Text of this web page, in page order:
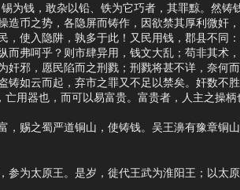
钱，敢杂以铅、铁为它巧者，其罪黥。然铸
造币之势，各隐屏而铸作，因欲禁其厚利微奸
，使入隐阱，孰多于此！又民用钱，郡县不同
而弗呵乎？则市肆异用，钱文大乱；苟非其术
邪，愿民陷而之刑戮；刑戮将甚不详，奈何
铸如云而起，弃市之罪又不足以禁矣。奸数不
用器也，而可以易富贵。富贵者，人主之操
赐之蜀严道铜山，使铸钱。吴王濞有豫章铜
为太原王。是岁，徙代王武为淮阳王；以太原